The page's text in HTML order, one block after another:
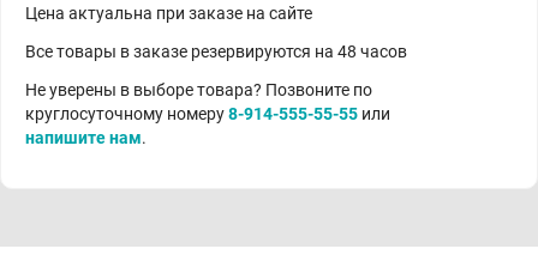
Цена актуальна при заказе на сайте
Все товары в заказе резервируются на 48 часов
Не уверены в выборе товара? Позвоните по
круглосуточному номеру8-914-555-55-55 или
напишите нам.